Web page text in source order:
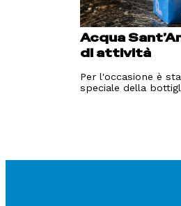
Acqua
di attività
Per l'occasione è
speciale della